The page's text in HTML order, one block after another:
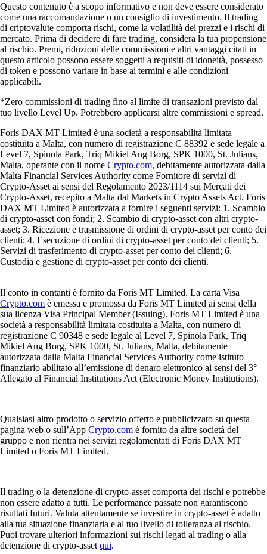
Questo contenuto è a scopo informativo e non deve essere considerato
come una raccomandazione o un consiglio di investimento. Il trading
di criptovalute comporta rischi, come la volatilità dei prezzi e i rischi di
mercato. Prima di decidere di fare trading, considera la tua propensione
al rischio. Premi, riduzioni delle commissioni e altri vantaggi citati in
questo articolo possono essere soggetti a requisiti di idoneità, possesso
di token e possono variare in base ai termini e alle condizioni
applicabili.
*Zero commissioni di trading fino al limite di transazioni previsto dal
tuo livello Level Up. Potrebbero applicarsi altre commissioni e spread.
Foris DAX MT Limited è una società a responsabilità limitata
costituita a Malta, con numero di registrazione C 88392 e sede legale a
Level 7, Spinola Park, Triq Mikiel Ang Borg, SPK 1000, St. Julians,
Malta, operante con il nome Crypto.com, debitamente autorizzata dalla
Malta Financial Services Authority come Fornitore di servizi di
Crypto-Asset ai sensi del Regolamento 2023/1114 sui Mercati dei
Crypto-Asset, recepito a Malta dal Markets in Crypto Assets Act. Foris
DAX MT Limited è autorizzata a fornire i seguenti servizi: 1. Scambio
di crypto-asset con fondi; 2. Scambio di crypto-asset con altri crypto-
asset; 3. Ricezione e trasmissione di ordini di crypto-asset per conto dei
clienti; 4. Esecuzione di ordini di crypto-asset per conto dei clienti; 5.
Servizi di trasferimento di crypto-asset per conto dei clienti; 6.
Custodia e gestione di crypto-asset per conto dei clienti.
Il conto in contanti è fornito da Foris MT Limited. La carta Visa
Crypto.com è emessa e promossa da Foris MT Limited ai sensi della
sua licenza Visa Principal Member (Issuing). Foris MT Limited è una
società a responsabilità limitata costituita a Malta, con numero di
registrazione C 90348 e sede legale al Level 7, Spinola Park, Triq
Mikiel Ang Borg, SPK 1000, St. Julians, Malta, debitamente
autorizzata dalla Malta Financial Services Authority come istituto
finanziario abilitato all’emissione di denaro elettronico ai sensi del 3°
Allegato al Financial Institutions Act (Electronic Money Institutions).
Qualsiasi altro prodotto o servizio offerto e pubblicizzato su questa
pagina web o sull’App Crypto.com è fornito da altre società del
gruppo e non rientra nei servizi regolamentati di Foris DAX MT
Limited o Foris MT Limited.
Il trading o la detenzione di crypto-asset comporta dei rischi e potrebbe
non essere adatto a tutti. Le performance passate non garantiscono
risultati futuri. Valuta attentamente se investire in crypto-asset è adatto
alla tua situazione finanziaria e al tuo livello di tolleranza al rischio.
Puoi trovare ulteriori informazioni sui rischi legati al trading o alla
detenzione di crypto-asset qui.